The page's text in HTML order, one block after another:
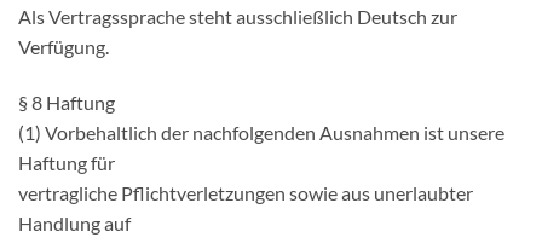
Als Vertragssprache steht ausschließlich Deutsch zur
Verfügung.
§ 8 Haftung
(1) Vorbehaltlich der nachfolgenden Ausnahmen ist unsere
Haftung für
vertragliche Pflichtverletzungen sowie aus unerlaubter
Handlung auf